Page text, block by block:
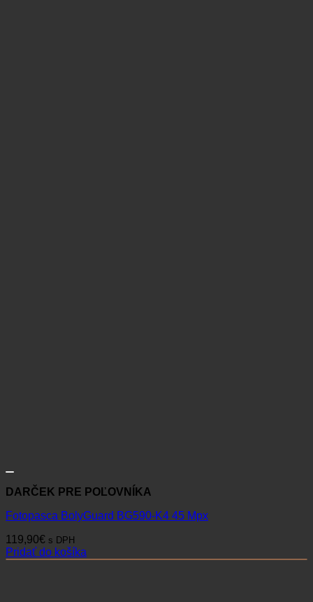
DARČEK PRE POĽOVNÍKA
Fotopasca BolyGuard BG590-K4 45 Mpx
119,90€ s DPH
Pridať do košíka